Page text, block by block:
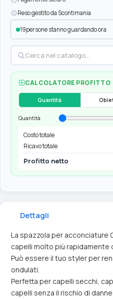
Reso gestito da Scontimania
19persone stanno guardando ora
CALCOLATORE PROFITTO
Quantità
Quantità
Costo totale
Ricavo totale
Profitto netto
Dettagli
La spazzola per acconciature
capelli molto più rapidamente
Può essere il tuo styler per
ondulati.
Perfetta per capelli secchi,
capelli senza il rischio di